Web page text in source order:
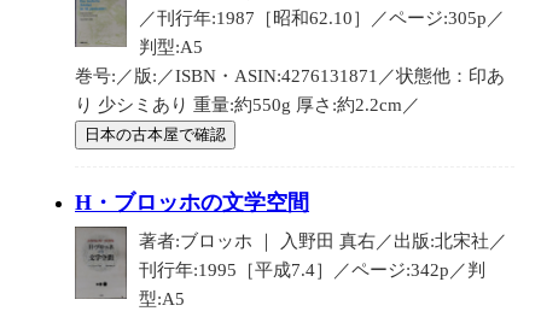
／刊行年:1987［昭和62.10］／ページ:305p／
判型:A5
巻号:／版:／ISBN・ASIN:4276131871／状態他：印あ
り 少シミあり 重量:約550g 厚さ:約2.2cm／
日本の古本屋で確認
H・ブロッホの文学空間
著者:ブロッホ ｜ 入野田 真右／出版:北宋社／
刊行年:1995［平成7.4］／ページ:342p／判
型:A5